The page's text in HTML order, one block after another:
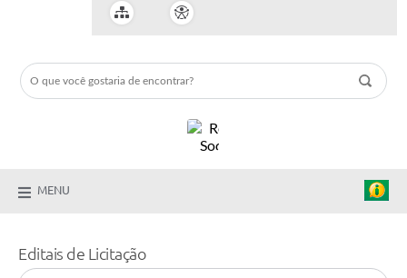
MENU
Editais de Licitação